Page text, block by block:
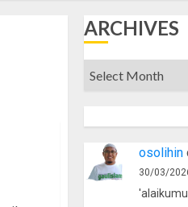
ARCHIVES
Archives
osolihin
30/03/